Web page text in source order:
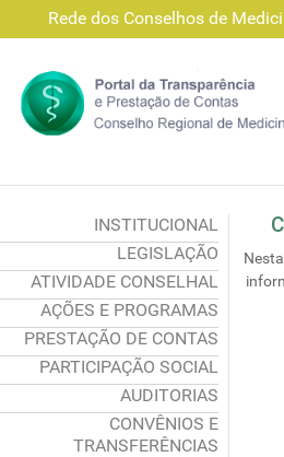
Rede dos Conselhos de
INSTITUCIONAL
LEGISLAÇÃO
ATIVIDADE CONSELHAL
AÇÕES E PROGRAMAS
PRESTAÇÃO DE CONTAS
PARTICIPAÇÃO SOCIAL
AUDITORIAS
CONVÊNIOS E
TRANSFERÊNCIAS